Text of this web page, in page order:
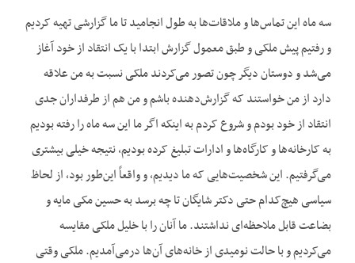
سه ماه این تماس‌ها و ملاقات‌ها به طول انجامید تا ما گزارشی تهیه کردیم
و رفتیم پیش ملکی و طبق معمول گزارش ابتدا با یک انتقاد از خود آغاز
می‌شد و دوستان دیگر چون تصور می‌کردند ملکی نسبت به من علاقه
دارد از من خواستند که گزارش‌دهنده باشم و من هم از طرفداران جدی
انتقاد از خود بودم و شروع کردم به اینکه اگر ما این سه ماه را رفته بودیم
به کارخانه‌ها و کارگاه‌ها و ادارات تبلیغ کرده بودیم، نتیجه خیلی بیشتری
می‌گرفتیم. این شخصیت‌‌هایی که ما دیدیم، و واقعاً این‌طور بود، از لحاظ
سیاسی هیچ‌کدام حتی دکتر شایگان تا چه برسد به حسین مکی مایه و
بضاعت قابل ملاحظه‌ای نداشتند. ما آنان را با خلیل ملکی مقایسه
می‌کردیم و با حالت نومیدی از خانه‌های آن‌ها درمی‌آمدیم. ملکی وقتی